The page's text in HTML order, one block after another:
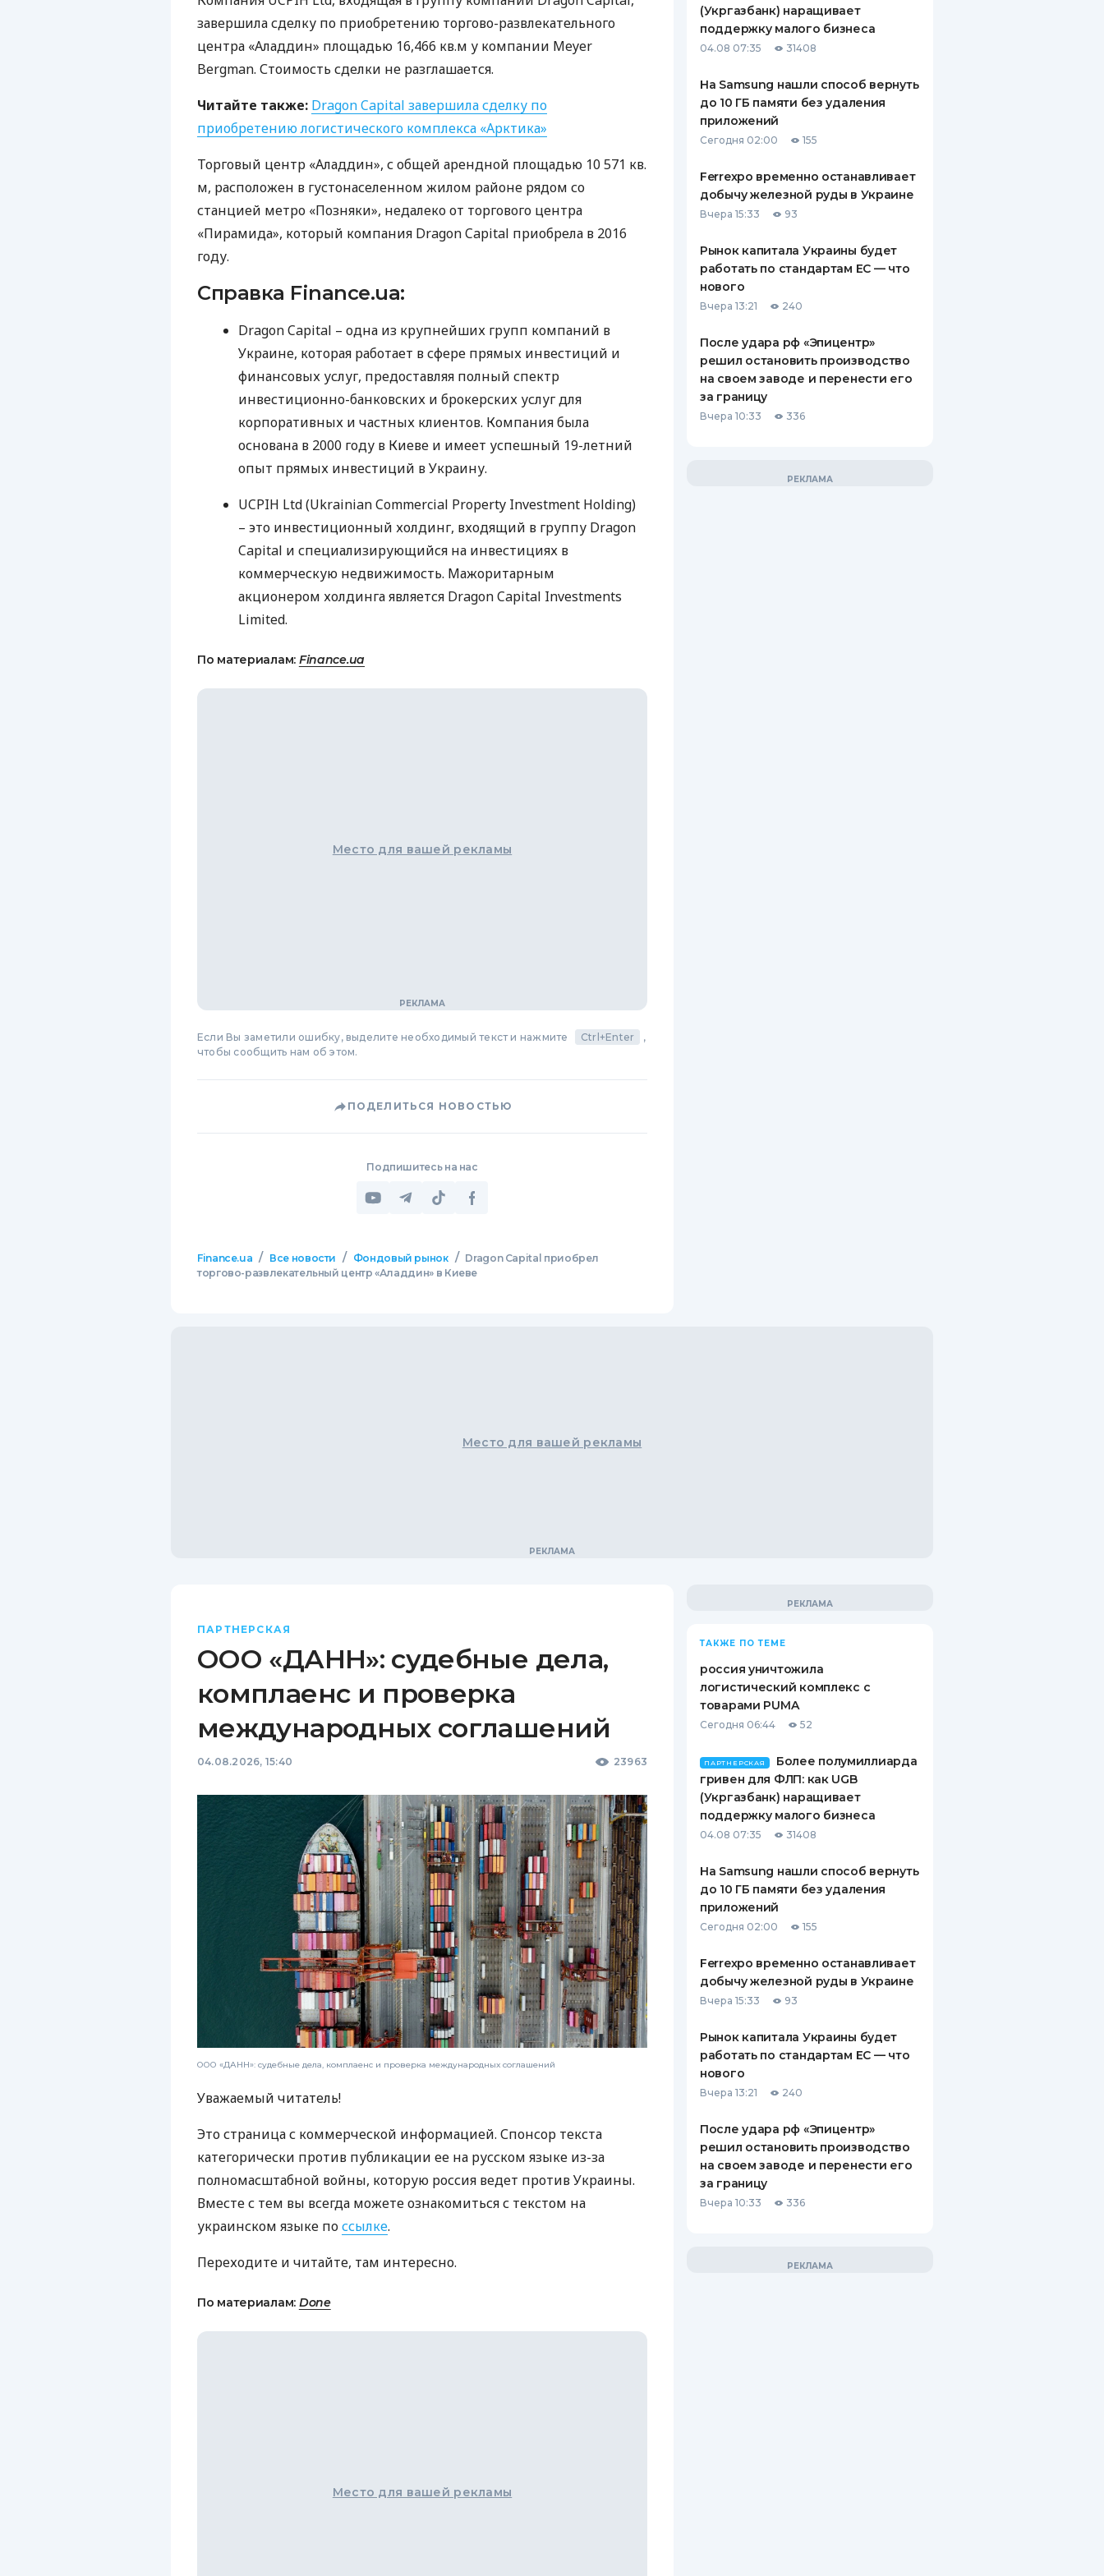
ЕЖЕМЕСЯЧНЫЙ ОБЗОР
КЕШБЭКА
ПУТЕВОДИТЕЛИ ПО
СТРАХОВЫЕ КОМПАНИИ
ОТЗЫВЫ О СТРАХОВЫХ
ДОСТАВКА И ОПЛАТА
КОНТАКТЫ
завершила сделку по приобретению торгово-развлекательного
центра «Аладдин» площадью 16,466 кв.м у компании Meyer
Bergman. Стоимость сделки не разглашается.
Читайте также: Dragon Capital завершила сделку по
приобретению логистического комплекса «Арктика»
Торговый центр «Аладдин», с общей арендной площадью 10 571 кв.
м, расположен в густонаселенном жилом районе рядом со
станцией метро «Позняки», недалеко от торгового центра
«Пирамида», который компания Dragon Capital приобрела в 2016
году.
Справка Finance.ua:
Dragon Capital – одна из крупнейших групп компаний в
Украине, которая работает в сфере прямых инвестиций и
финансовых услуг, предоставляя полный спектр
инвестиционно-банковских и брокерских услуг для
корпоративных и частных клиентов. Компания была
основана в 2000 году в Киеве и имеет успешный 19-летний
опыт прямых инвестиций в Украину.
UCPIH Ltd (Ukrainian Commercial Property Investment Holding)
– это инвестиционный холдинг, входящий в группу Dragon
Capital и специализирующийся на инвестициях в
коммерческую недвижимость. Мажоритарным
акционером холдинга является Dragon Capital Investments
Limited.
По материалам: Finance.ua
Место для вашей рекламы
Если Вы заметили ошибку, выделите необходимый текст и нажмите Ctrl+Enter
,
чтобы сообщить нам об этом.
ПОДЕЛИТЬСЯ НОВОСТЬЮ
Подпишитесь на нас
Finance.ua / Все новости / Фондовый рынок / Dragon Capital приобрел
торгово-развлекательный центр «Аладдин» в Киеве
(Укргазбанк) наращивает
поддержку малого бизнеса
04.08 07:35 31408
На Samsung нашли способ вернуть
до 10 ГБ памяти без удаления
приложений
Сегодня 02:00 155
Ferrexpo временно останавливает
добычу железной руды в Украине
Вчера 15:33 93
Рынок капитала Украины будет
работать по стандартам ЕС — что
нового
Вчера 13:21 240
После удара рф «Эпицентр»
решил остановить производство
на своем заводе и перенести его
за границу
Вчера 10:33 336
Место для вашей рекламы
ПАРТНЕРСКАЯ
ООО «ДАНН»: судебные дела,
комплаенс и проверка
международных соглашений
04.08.2026, 15:40 23963
ООО «ДАНН»: судебные дела, комплаенс и проверка международных соглашений
Уважаемый читатель!
Это страница с коммерческой информацией. Спонсор текста
категорически против публикации ее на русском языке из-за
полномасштабной войны, которую россия ведет против Украины.
Вместе с тем вы всегда можете ознакомиться с текстом на
украинском языке поссылке.
Переходите и читайте, там интересно.
По материалам: Done
Место для вашей рекламы
ТАКЖЕ ПО ТЕМЕ
россия уничтожила
логистический комплекс с
товарами PUMA
Сегодня 06:44 52
ПАРТНЕРСКАЯ
Более полумиллиарда
гривен для ФЛП: как UGB
(Укргазбанк) наращивает
поддержку малого бизнеса
04.08 07:35 31408
На Samsung нашли способ вернуть
до 10 ГБ памяти без удаления
приложений
Сегодня 02:00 155
Ferrexpo временно останавливает
добычу железной руды в Украине
Вчера 15:33 93
Рынок капитала Украины будет
работать по стандартам ЕС — что
нового
Вчера 13:21 240
После удара рф «Эпицентр»
решил остановить производство
на своем заводе и перенести его
за границу
Вчера 10:33 336